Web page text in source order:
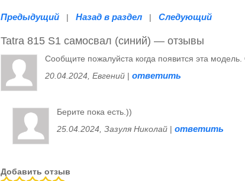
Предыдущий | Назад в раздел | Следующий
Tatra 815 S1 самосвал (синий) — отзывы
Сообщите пожалуйста когда появится эта
20.04.2024 , Евгений | ответить
Берите пока есть.))
25.04.2024 , Зазуля Николай | ответить
Добавить отзыв